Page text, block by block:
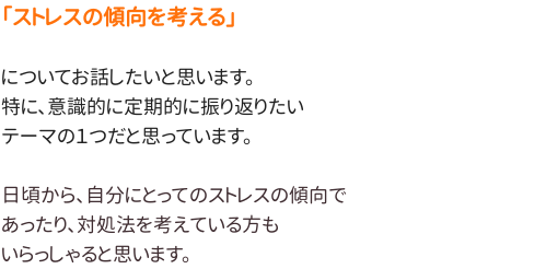
「ストレスの傾向を考える」
についてお話したいと思います。
特に、意識的に定期的に振り返りたい
テーマの１つだと思っています。
日頃から、自分にとってのストレスの傾向で
あったり、対処法を考えている方も
いらっしゃると思います。